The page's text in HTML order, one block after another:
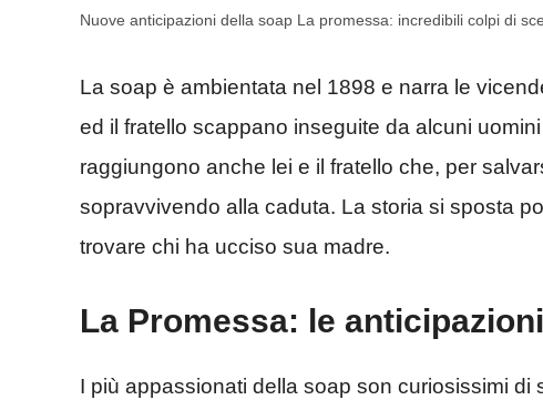
Nuove anticipazioni della soap La promessa: incredibili colpi di
La soap è ambientata nel 1898 e narra le
ed il fratello scappano inseguite da alcuni
raggiungono anche lei e il fratello che, per
sopravvivendo alla caduta. La storia si sposta
trovare chi ha ucciso sua madre.
La Promessa: le
I più appassionati della soap son curiosissimi